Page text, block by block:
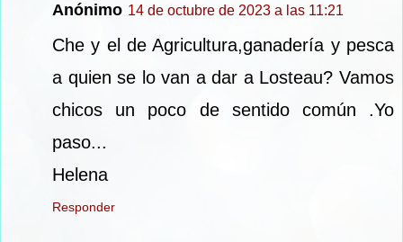
Anónimo 14 de octubre de 2023 a las 11:21
Che y el de Agricultura,ganadería y pesca
a quien se lo van a dar a Losteau? Vamos
chicos un poco de sentido común .Yo
paso...
Helena
Responder